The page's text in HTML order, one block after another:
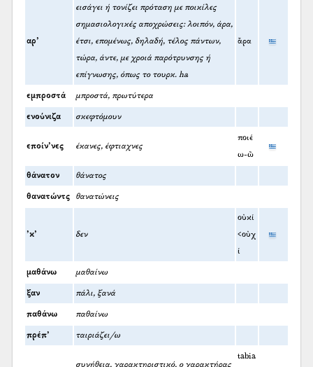
αρ’
εισάγει ή τονίζει πρόταση με ποικίλες
σημασιολογικές αποχρώσεις: λοιπόν, άρα,
έτσι, επομένως, δηλαδή, τέλος πάντων,
τώρα, άντε, με χροιά παρότρυνσης ή
επίγνωσης, όπως το τουρκ. ha
ἄρα
εμπροστά μπροστά, πρωτύτερα
ενούνιζα σκεφτόμουν
εποίν’νες έκανες, έφτιαχνες
ποιέ
ω-ῶ
θάνατον θάνατος
θανατώντς θανατώνεις
’κ’ δεν
οὐκί
<οὐχ
ί
μαθάνω μαθαίνω
ξαν πάλι, ξανά
παθάνω παθαίνω
πρέπ’ ταιριάζει/ω
συνήθεια, χαρακτηριστικό, ο χαρακτήρας
tabia